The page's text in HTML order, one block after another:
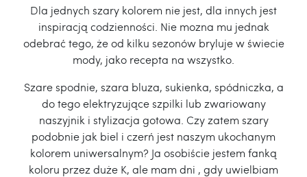
Dla jednych szary kolorem nie jest, dla innych jest
inspiracją codzienności. Nie mozna mu jednak
odebrać tego, żeod kilku sezonów bryluje w świecie
mody, jako recepta na wszystko.
Szare spodnie, szara bluza, sukienka, spódniczka, a
do tego elektryzujące szpilki lub zwariowany
naszyjnik i stylizacja gotowa. Czy zatem szary
podobnie jak biel i czerń jest naszym ukochanym
kolorem uniwersalnym? Ja osobiście jestem fanką
koloru przez duże K, ale mam dni , gdy uwielbiam